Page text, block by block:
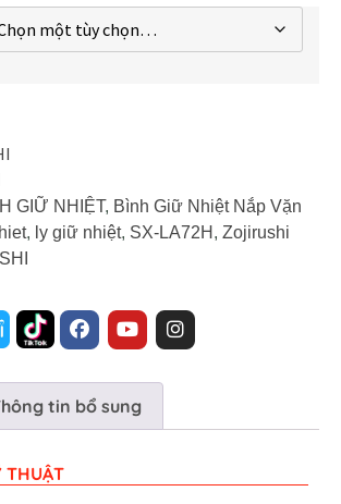
GIỮ NHIỆT, Bình Giữ Nhiệt Nắp Vặn
, ly giữ nhiệt, SX-LA72H , Zojirushi
tin bổ sung
THUẬT